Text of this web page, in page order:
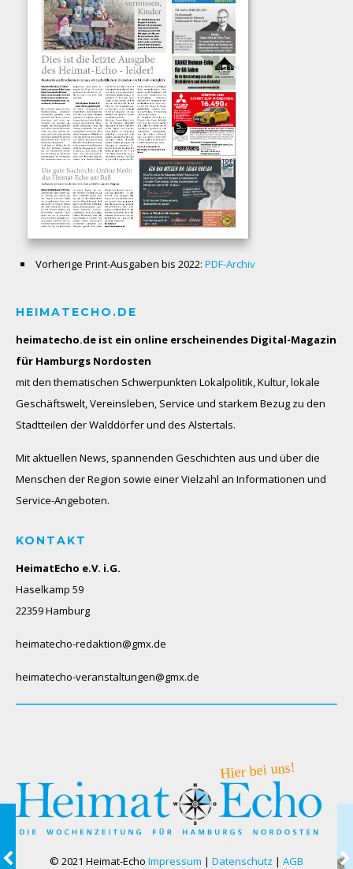
Vorherige Print-Ausgaben bis 2022: PDF-Archiv
HEIMATECHO.DE
heimatecho.de ist ein online erscheinendes Digital-Magazin
für Hamburgs Nordosten
mit den thematischen Schwerpunkten Lokalpolitik, Kultur, lokale
Geschäftswelt, Vereinsleben, Service und starkem Bezug zu den
Stadtteilen der Walddörfer und des Alstertals.
Mit aktuellen News, spannenden Geschichten aus und über die
Menschen der Region sowie einer Vielzahl an Informationen und
Service-Angeboten.
KONTAKT
HeimatEcho e.V. i.G.
Haselkamp 59
22359 Hamburg
heimatecho-redaktion@gmx.de
heimatecho-veranstaltungen@gmx.de
© 2021 Heimat-Echo Impressum | Datenschutz | AGB